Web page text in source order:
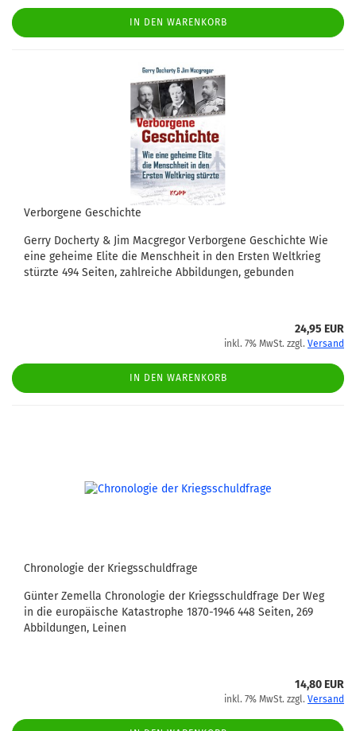
IN DEN WARENKORB
Verborgene Geschichte
Gerry Docherty & Jim Macgregor Verborgene Geschichte Wie
eine geheime Elite die Menschheit in den Ersten Weltkrieg
stürzte 494 Seiten, zahlreiche Abbildungen, gebunden
24,95 EUR
inkl. 7% MwSt. zzgl. Versand
IN DEN WARENKORB
Chronologie der Kriegsschuldfrage
Günter Zemella Chronologie der Kriegsschuldfrage Der Weg
in die europäische Katastrophe 1870-1946 448 Seiten, 269
Abbildungen, Leinen
14,80 EUR
inkl. 7% MwSt. zzgl. Versand